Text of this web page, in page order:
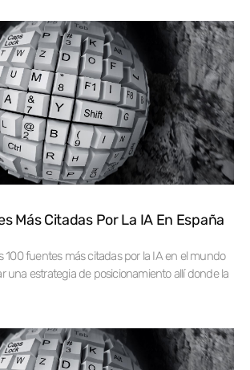
Más Citadas Por La IA En España
100 fuentes más citadas por la IA en el mundo
una estrategia de posicionamiento allí donde la